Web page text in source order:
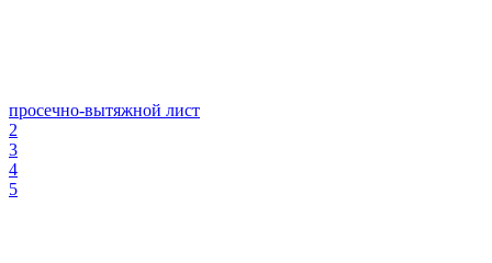
просечно-вытяжной лист
2
3
4
5